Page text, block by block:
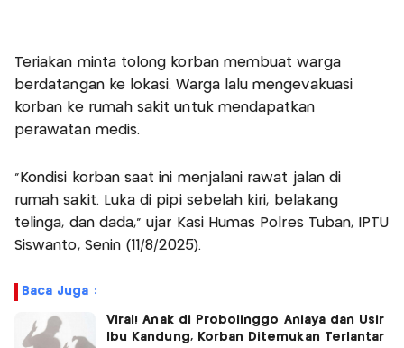
Teriakan minta tolong korban membuat warga
berdatangan ke lokasi. Warga lalu mengevakuasi
korban ke rumah sakit untuk mendapatkan
perawatan medis.
“Kondisi korban saat ini menjalani rawat jalan di
rumah sakit. Luka di pipi sebelah kiri, belakang
telinga, dan dada,” ujar Kasi Humas Polres Tuban, IPTU
Siswanto, Senin (11/8/2025).
Baca Juga :
Viral! Anak di Probolinggo Aniaya dan Usir
Ibu Kandung, Korban Ditemukan Terlantar